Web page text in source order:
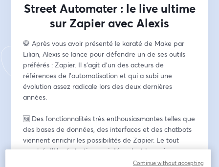
Street Automater : le live ultime
sur Zapier avec Alexis
🥋 Après vous avoir présenté le karaté de Make par
Lilian, Alexis se lance pour défendre un de ses outils
préférés : Zapier. Il s'agit d'un des acteurs de
références de l'automatisation et qui a subi une
évolution assez radicale lors des deux dernières
années.
🆕 Des fonctionnalités très enthousiasmantes telles que
des bases de données, des interfaces et des chatbots
viennent enrichir les possibilités de Zapier. Le tout
enrobé d'IA génératives qui décuplent les puissances
de l'outil. Une arme de choix pour se lancer dans
Continue without accepting